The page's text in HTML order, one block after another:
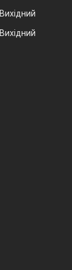
Вихідний
Вихідний